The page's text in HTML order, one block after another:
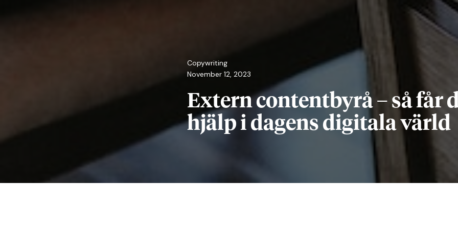
Copywriting
November 12, 2023
Extern contentbyrå – så får
hjälp i dagens digitala värld